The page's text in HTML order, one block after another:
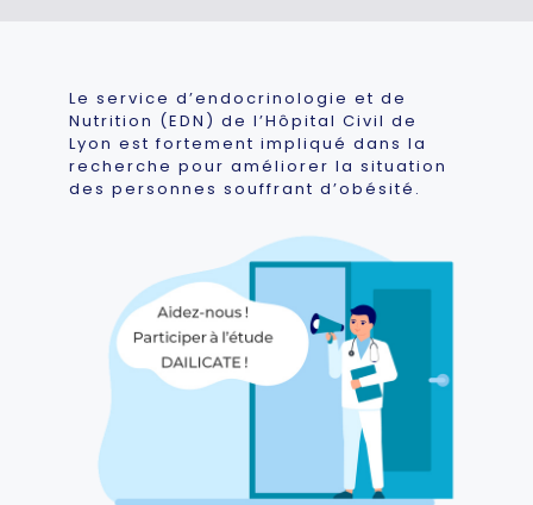
Le service d’endocrinologie et de
Nutrition (EDN) de l’Hôpital Civil de
Lyon est fortement impliqué dans la
recherche pour améliorer la situation
des personnes souffrant d’obésité.